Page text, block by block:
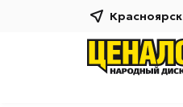
Красноярск